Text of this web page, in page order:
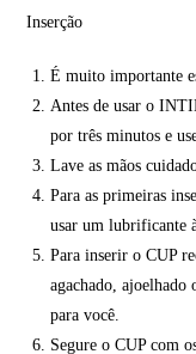
Inserção
É muito importante
Antes de usar o
por três minutos e
Lave as mãos
Para as primeiras
usar um lubrificante
Para inserir o CUP
agachado, ajoelhado
para você.
Segure o CUP com